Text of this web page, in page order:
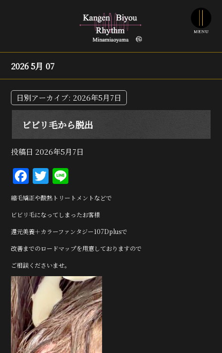
2026 5月 07
日別アーカイブ: 2026年5月7日
ビビリ毛から脱出
投稿日 2026年5月7日
F
a
c
e
b
o
o
k
T
w
it
te
r
n
e
縮毛矯正や酸熱トリートメントなどで
ビビリ毛になってしまったお客様
還元美養＋カラーファンタジー107Dplusで
改善までのロードマップを用意しておりますので
ご相談くださいませ。